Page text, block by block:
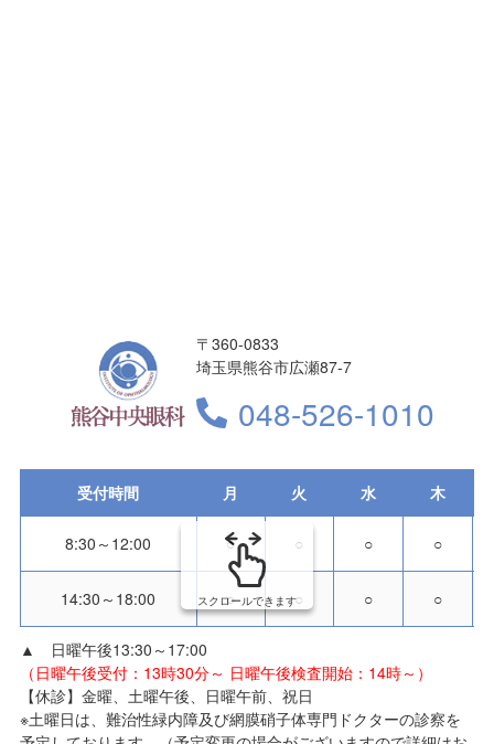
〒360-0833
埼玉県熊谷市広瀬87-7
048-526-1010
受付時間 月 火 水 木
8:30～12:00 ○ ○ ○ ○
14:30～18:00 ○ ○ ○ ○
スクロールできます
▲ 日曜午後13:30～17:00
（日曜午後受付：13時30分～ 日曜午後検査開始：14時～）
【休診】金曜、土曜午後、日曜午前、祝日
※土曜日は、難治性緑内障及び網膜硝子体専門ドクターの診察を